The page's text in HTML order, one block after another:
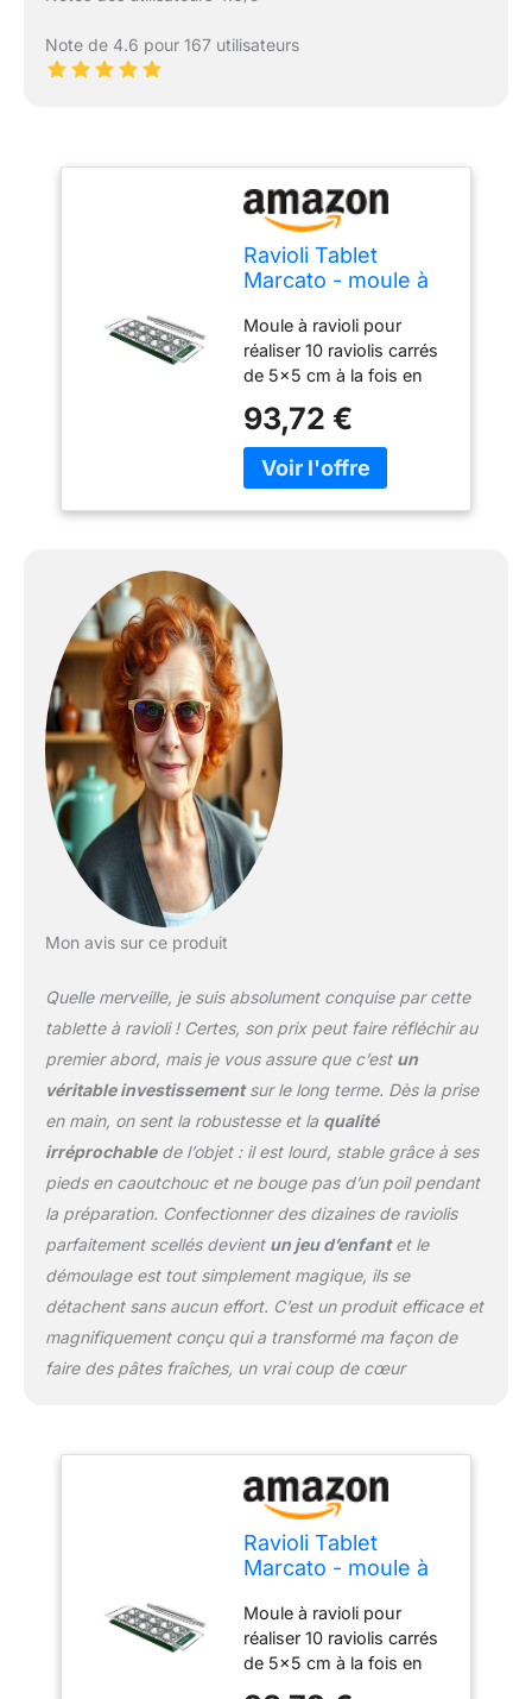
Note de 4.6 pour 167 utilisateurs
Ravioli Tablet
Marcato - moule à
Moule à ravioli pour
réaliser 10 raviolis carrés
de 5x5 cm à la fois en
pâtisserie inclus Réalisé
en alliage d'alluminium
anodisé et coloré avec
des raviolis très facile et
rapide Made in Italy:
réalisé entièrement en
Italie par Marcato
93,72 €
Mon avis sur ce produit
Quelle merveille, je suis absolument conquise par cette
tablette à ravioli ! Certes, son prix peut faire réfléchir au
premier abord, mais je vous assure que c’est un
véritable investissementsur le long terme. Dès la prise
en main, on sent la robustesse et la qualité
irréprochablede l’objet : il est lourd, stable grâce à ses
pieds en caoutchouc et ne bouge pas d’un poil pendant
la préparation. Confectionner des dizaines de raviolis
parfaitement scellés devient un jeu d’enfantet le
démoulage est tout simplement magique, ils se
détachent sans aucun effort. C’est un produit efficace et
magnifiquement conçu qui a transformé ma façon de
faire des pâtes fraîches, un vrai coup de cœur
Ravioli Tablet
Marcato - moule à
Moule à ravioli pour
réaliser 10 raviolis carrés
de 5x5 cm à la fois en